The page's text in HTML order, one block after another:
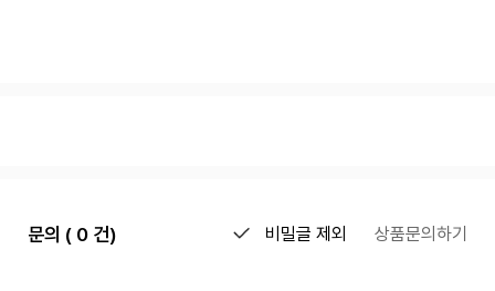
문의 ( 0 건) 비밀글 제외 상품문의하기